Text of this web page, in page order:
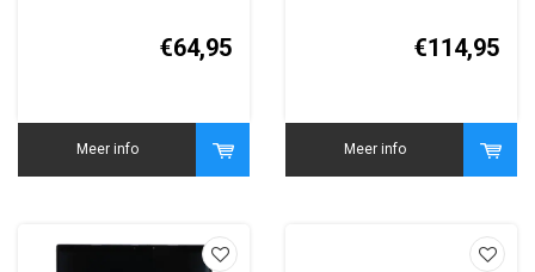
€64,95
Meer info
€114,95
Meer info